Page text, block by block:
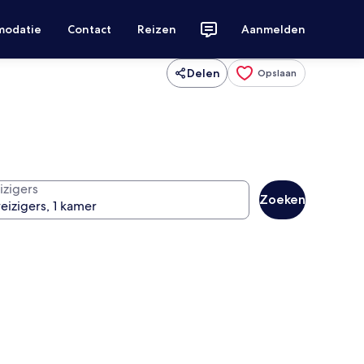
Contact Reizen Aanmelden
Delen Opslaan
Zoeken